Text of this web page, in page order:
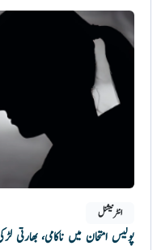
انٹرنیشنل
پولیس امتحان میں ناکامی، بھارتی